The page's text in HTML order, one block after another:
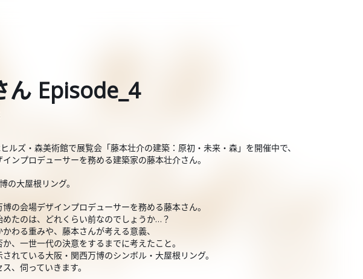
ん Episode_4
ルズ・森美術館で展覧会「藤本壮介の建築：原初・未来・森」を開催中で、
ンプロデューサーを務める建築家の藤本壮介さん。
の大屋根リング。
の会場デザインプロデューサーを務める藤本さん。
たのは、どれくらい前なのでしょうか…？
わる重みや、藤本さんが考える意義、
、一世一代の決意をするまでに考えたこと。
れている大阪・関西万博のシンボル・大屋根リング。
、伺っていきます。